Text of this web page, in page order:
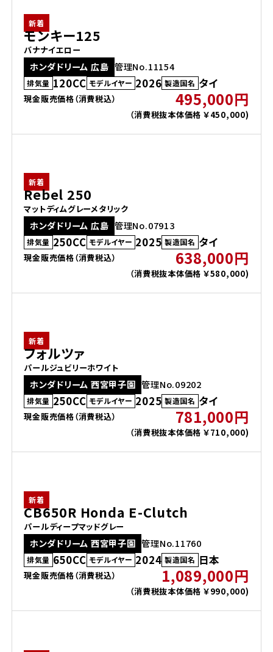
新着
モンキー125
バナナイエロー
ホンダドリーム 広島 管理No.11154
排気量 120CC モデルイヤー 2026 製造国名 タイ
現金販売価格（消費税込） 495,000円
（消費税抜本体価格 ￥450,000)
新着
Rebel 250
マットディムグレーメタリック
ホンダドリーム 広島 管理No.07913
排気量 250CC モデルイヤー 2025 製造国名 タイ
現金販売価格（消費税込） 638,000円
（消費税抜本体価格 ￥580,000)
新着
フォルツァ
パールジュビリーホワイト
ホンダドリーム 西宮甲子園 管理No.09202
排気量 250CC モデルイヤー 2025 製造国名 タイ
現金販売価格（消費税込） 781,000円
（消費税抜本体価格 ￥710,000)
新着
CB650R Honda E-Clutch
パールディープマッドグレー
ホンダドリーム 西宮甲子園 管理No.11760
排気量 650CC モデルイヤー 2024 製造国名 日本
現金販売価格（消費税込） 1,089,000円
（消費税抜本体価格 ￥990,000)